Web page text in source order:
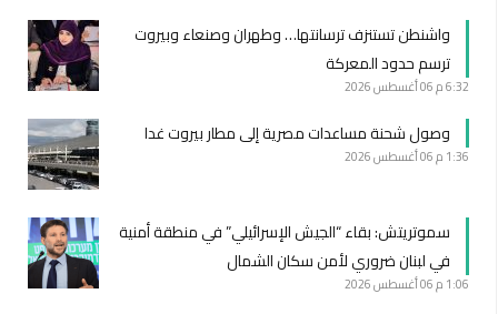
واشنطن تستنزف ترسانتها… وطهران وصنعاء وبيروت
ترسم حدود المعركة
6:32 م 06 أغسطس 2026
وصول شحنة مساعدات مصرية إلى مطار بيروت غدا
1:36 م 06 أغسطس 2026
سموتريتش: بقاء “الجيش الإسرائيلي” في منطقة أمنية
في لبنان ضروري لأمن سكان الشمال
1:06 م 06 أغسطس 2026